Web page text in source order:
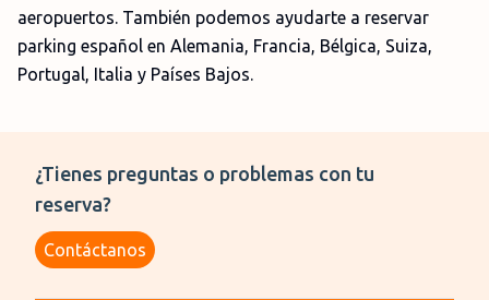
aeropuertos. También podemos ayudarte a reservar
parking español en Alemania, Francia, Bélgica, Suiza,
Portugal, Italia y Países Bajos.
¿Tienes preguntas o problemas con tu
reserva?
Contáctanos